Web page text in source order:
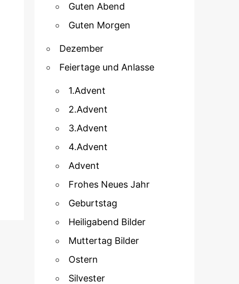
Guten Abend
Guten Morgen
Dezember
Feiertage und Anlasse
1.Advent
2.Advent
3.Advent
4.Advent
Advent
Frohes Neues Jahr
Geburtstag
Heiligabend Bilder
Muttertag Bilder
Ostern
Silvester